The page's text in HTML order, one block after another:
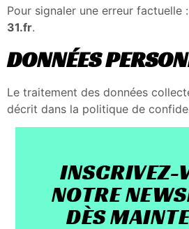
Pour signaler une erreur factuelle :
31.fr.
DONNÉES
Le traitement des données
décrit dans la politique de
INSCRIVEZ-
NOTRE
DÈS